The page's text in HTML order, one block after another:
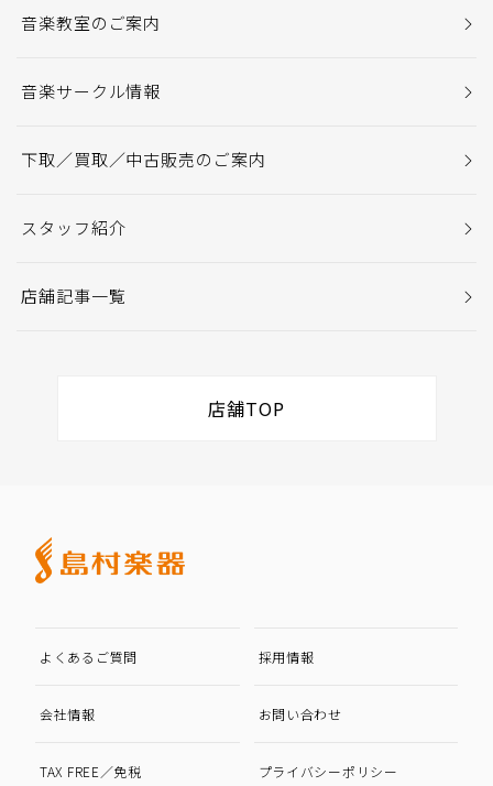
音楽教室のご案内
音楽サークル情報
下取／買取／中古販売のご案内
スタッフ紹介
店舗記事一覧
店舗TOP
よくあるご質問 採用情報
会社情報 お問い合わせ
TAX FREE／免税 プライバシーポリシー